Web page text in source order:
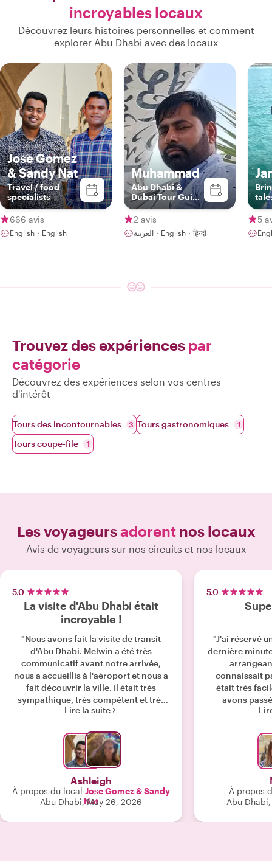
incroyables locaux
Découvrez leurs histoires personnelles et comment
explorer Abu Dhabi avec des locaux
Jose Gomez
& Sandy Nat
Travel / food
specialists
666 avis
English・English
Muhammad
Abu Dhabi &
Dubai Tour Guide
Service
2 avis
العربية・English・हिन्दी
5
Trouvez des expériences par
catégorie
Découvrez des expériences selon vos centres
d'intérêt
Tours des incontournables 3 Tours gastronomiques 1
Tours coupe-file 1
Les voyageursadorentnos locaux
Avis de voyageurs sur nos circuits et nos locaux
5.0
La visite d'Abu Dhabi était
incroyable !
"Nous avons fait la visite de transit
d'Abu Dhabi. Melwin a été très
communicatif avant notre arrivée,
nous a accueillis à l'aéroport et nous a
fait découvrir la ville. Il était très
sympathique, très compétent et très
attentif à nos contraintes de temps. La
l'architecture est époustouflante et
tout était si sûr et propre. Je suis
tellement contente d'avoir réservé
cette visite et reconnaissante d'avoir
rencontré Melwin !"
Lire la suite
Ashleigh
À propos du local Jose Gomez & Sandy
Nat
Abu Dhabi, May 26, 2026
5.0
"J'ai réservé
dernière
connaissait
était très
avons
À propos
Abu